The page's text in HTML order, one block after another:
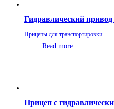
Гидравлический привод
Прицепы для транспортировки
Read more
Прицеп с